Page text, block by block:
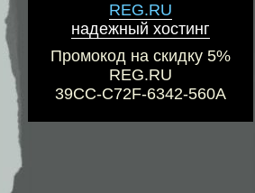
REG.RU
надежный хостинг
Промокод на скидку 5%
REG.RU
39CC-C72F-6342-560A